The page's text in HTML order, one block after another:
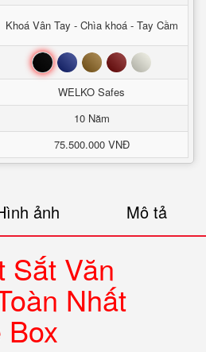
Khoá Vân Tay - Chìa khoá - Tay Cầm
Đen Xanh Nâu Đỏ Trắng
WELKO Safes
10 Năm
75.500.000 VNĐ
ảnh Mô tả
Sắt Văn
Nhất
Box